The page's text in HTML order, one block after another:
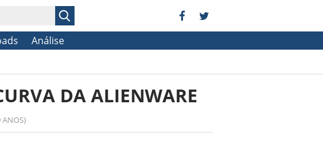
Análise
DA ALIENWARE
ANOS)